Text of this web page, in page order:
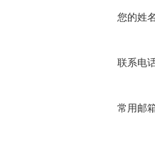
您的姓
联系电
常用邮